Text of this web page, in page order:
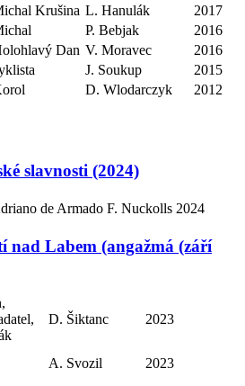
Krušina L. Hanulák
2017
P. Bebjak
2016
Dan V. Moravec
2016
J. Soukup
2015
D. Wlodarczyk 2012
slavnosti (2024)
de Armado F. Nuckolls 2024
nad Labem (angažmá (září
D. Šiktanc 2023
A. Svozil
2023